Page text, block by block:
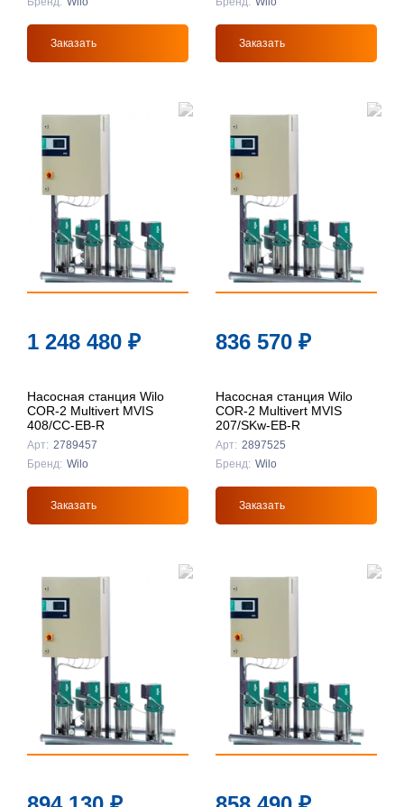
Заказать Заказать
1 248 480 ₽
Насосная станция Wilo
COR-2 Multivert MVIS
408/CC-EB-R
Арт: 2789457
Бренд: Wilo
Заказать
836 570 ₽
Насосная станция Wilo
COR-2 Multivert MVIS
207/SKw-EB-R
Арт: 2897525
Бренд: Wilo
Заказать